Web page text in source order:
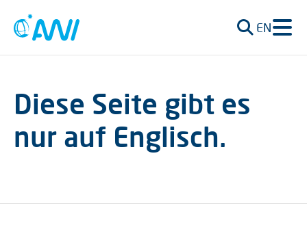
EN
Diese Seite gibt es
nur auf Englisch.